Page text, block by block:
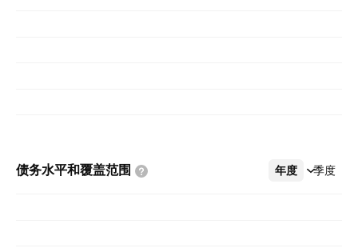
债务水平和覆盖范围 年度 季度
更多